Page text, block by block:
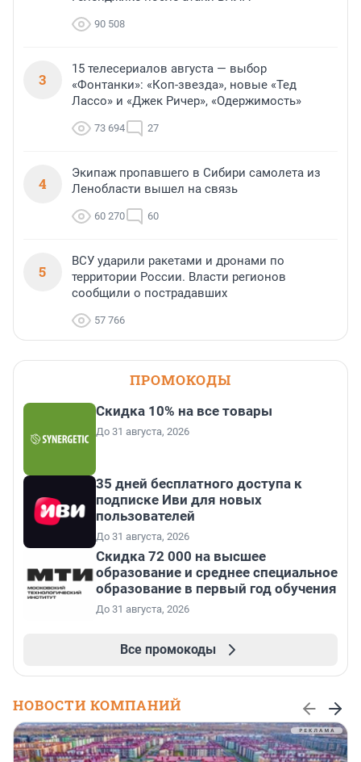
90 508
3
15 телесериалов августа — выбор
«Фонтанки»: «Коп-звезда», новые «Тед
Лассо» и «Джек Ричер», «Одержимость»
73 694 27
4
Экипаж пропавшего в Сибири самолета из
Ленобласти вышел на связь
60 270 60
5
ВСУ ударили ракетами и дронами по
территории России. Власти регионов
сообщили о пострадавших
57 766
ПРОМОКОДЫ
Скидка 10% на все товары
До 31 августа, 2026
35 дней бесплатного доступа к
подписке Иви для новых
пользователей
До 31 августа, 2026
Скидка 72 000 на высшее
образование и среднее специальное
образование в первый год обучения
До 31 августа, 2026
Все промокоды
НОВОСТИ КОМПАНИЙ